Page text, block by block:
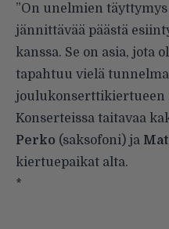
”On unelmien
jännittävää päästä
kanssa. Se on asia, jota
tapahtuu vielä
joulukonserttikiertueen
Konserteissa taitavaa
Perko (saksofoni) ja
kiertuepaikat alta.
*